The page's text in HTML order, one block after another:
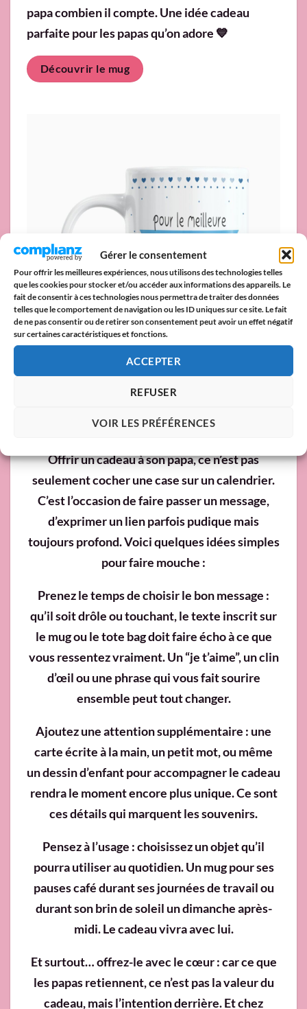
Gérer le consentement
Pour offrir les meilleures expériences, nous utilisons des technologies telles
que les cookies pour stocker et/ou accéder aux informations des appareils. Le
fait de consentir à ces technologies nous permettra de traiter des données
telles que le comportement de navigation ou les ID uniques sur ce site. Le fait
de ne pas consentir ou de retirer son consentement peut avoir un effet négatif
sur certaines caractéristiques et fonctions.
ACCEPTER
REFUSER
VOIR LES PRÉFÉRENCES
papa combien il compte. Une idée cadeau
parfaite pour les papas qu’on adore 💙
Découvrir le mug
Nos conseils pour un cadeau de Fête des Pères
Offrir un cadeau à son papa, ce n’est pas
seulement cocher une case sur un calendrier.
C’est l’occasion de faire passer un message,
d’exprimer un lien parfois pudique mais
toujours profond. Voici quelques idées simples
pour faire mouche :
Prenez le temps de choisir le bon message :
qu’il soit drôle ou touchant, le texte inscrit sur
le mug ou le tote bag doit faire écho à ce que
vous ressentez vraiment. Un “je t’aime”, un clin
d’œil ou une phrase qui vous fait sourire
ensemble peut tout changer.
Ajoutez une attention supplémentaire : une
carte écrite à la main, un petit mot, ou même
un dessin d’enfant pour accompagner le cadeau
rendra le moment encore plus unique. Ce sont
ces détails qui marquent les souvenirs.
Pensez à l’usage : choisissez un objet qu’il
pourra utiliser au quotidien. Un mug pour ses
pauses café durant ses journées de travail ou
durant son brin de soleil un dimanche après-
midi. Le cadeau vivra avec lui.
Et surtout… offrez-le avec le cœur: car ce que
les papas retiennent, ce n’est pas la valeur du
cadeau, mais l’intention derrière. Et chez